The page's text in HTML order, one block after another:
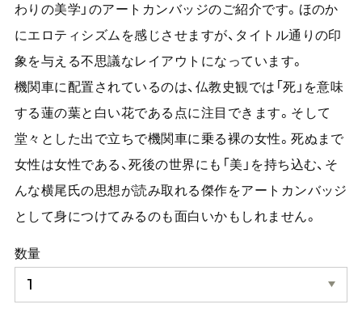
わりの美学」のアートカンバッジのご紹介です。ほのか
にエロティシズムを感じさせますが、タイトル通りの印
象を与える不思議なレイアウトになっています。
機関車に配置されているのは、仏教史観では「死」を意味
する蓮の葉と白い花である点に注目できます。そして
堂々とした出で立ちで機関車に乗る裸の女性。死ぬまで
女性は女性である、死後の世界にも「美」を持ち込む、そ
んな横尾氏の思想が読み取れる傑作をアートカンバッジ
として身につけてみるのも面白いかもしれません。
数量